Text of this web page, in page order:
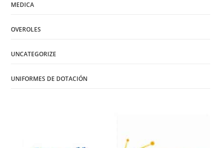
MEDICA
OVEROLES
UNCATEGORIZE
UNIFORMES DE DOTACIÓN